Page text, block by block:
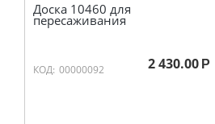
Доска 10460 для
пересаживания
КОД: 00000092 2 430.00 Р